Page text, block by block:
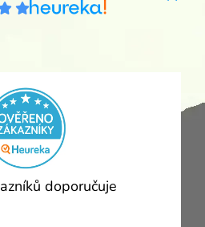
doporučuje